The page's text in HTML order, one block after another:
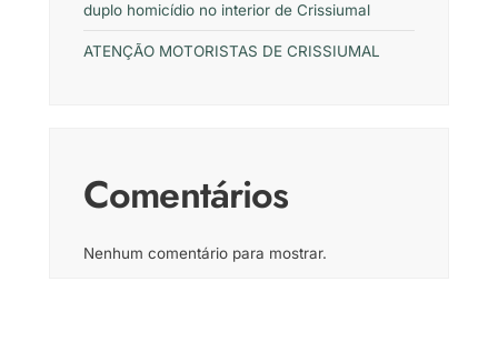
duplo homicídio no interior de Crissiumal
ATENÇÃO MOTORISTAS DE CRISSIUMAL
Comentários
Nenhum comentário para mostrar.